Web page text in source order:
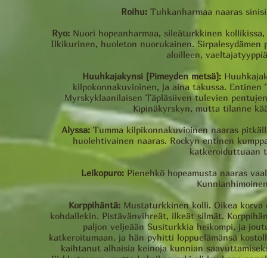
Roihu: Tuhkanharmaa naaras
Ryo: Nuori hopeanharmaa, sileäturkkinen
Ilkikurinen, huoleton nuorukainen. Sirpalesydämen
aloilleen,
Huuhkajakynsi [Pimeyden metsä]:
kilpokonnakuvioinen, ja aina takussa.
Myrskyklaanilaisen Täpläsiiven tulevien
Kipinäkyrskyn, mutta tilanne
Alyssa:Tumma kilpikonnakuvioinen naaras
huolehtivainen naaras. Rockyn entinen
katkeroiduttuaan
Leikopuro: Pienehkö hopeamusta naaras
Korppihäntä: Mustaturkkinen kolli. Oikea korva
kohdallekin. Pistävänvihreät, ilkeät silmät.
paljon veljeään Susiturkkia heikompi, ja
katkeroitumaan, ja hän pyhitti loppuelämänsä
kaihtanut alhaisia keinoja kunnian